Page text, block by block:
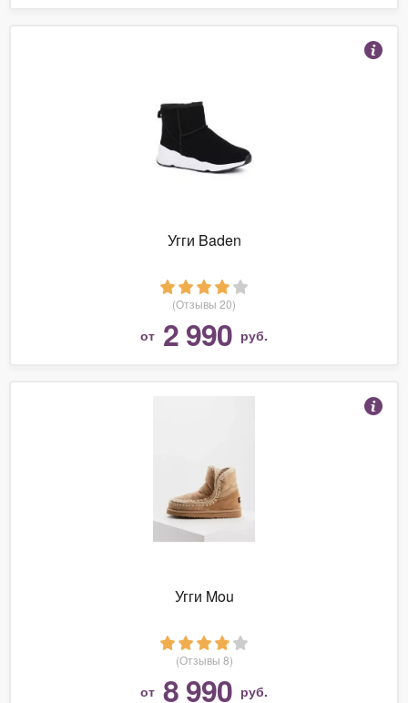
Угги Baden
(Отзывы 20)
от 2 990 руб.
Угги Mou
(Отзывы 8)
от 8 990 руб.